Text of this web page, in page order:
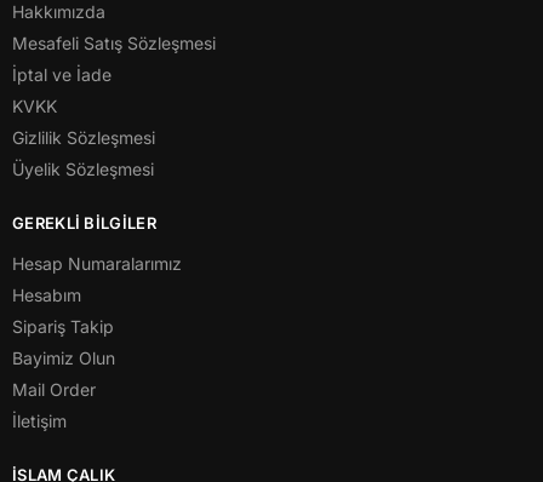
Hakkımızda
Mesafeli Satış Sözleşmesi
İptal ve İade
KVKK
Gizlilik Sözleşmesi
Üyelik Sözleşmesi
GEREKLİ BİLGİLER
Hesap Numaralarımız
Hesabım
Sipariş Takip
Bayimiz Olun
Mail Order
İletişim
İSLAM ÇALIK